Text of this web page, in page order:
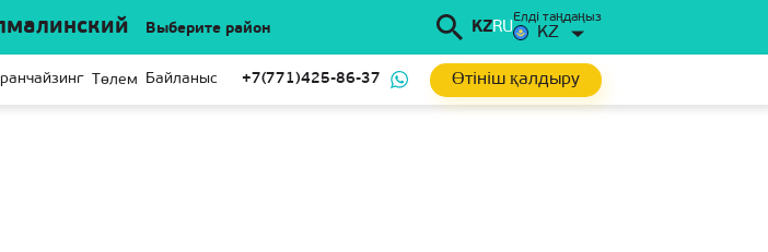
Выберите район KZRU
Елді таңдаңыз
KZ
Төлем Байланыс +7(771)425-86-37 Өтініш қалдыру